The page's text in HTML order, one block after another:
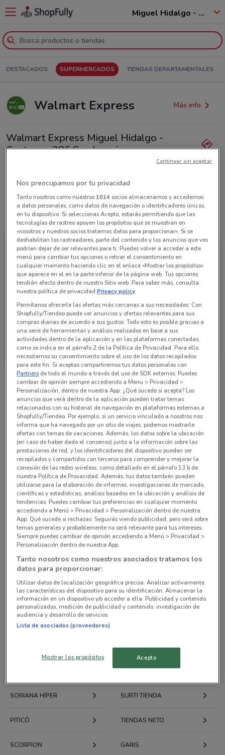
Miguel Hidalgo - 11250
DESTACADOS SUPERMERCADOS TIENDAS DEPARTAMENTALES
Walmart Express Más info
Walmart Express Miguel Hidalgo -
Contreras 386 San Jeronimo
Domingo No disponible
Todas las ofertas de esta tienda
Walmart Express
Caduca el 31/12
Sucursales Walmart Express alrededor
Av. Dakota 95 Altadena Miguel Hidalgo
661 m
Georgia 53 Miguel Hidalgo
1.1 km
Blvd. Xola, 407 Miguel Hidalgo
1.5 km
DIRECCION, DEL VALLE Ciudad De México
1.6 km
Maximino Ávila Camacho, 32 Miguel Hidalgo
1.6 km
Todas las tiendas Walmart Express
Tiendas cercanas con ofertas vigentes
CHEDRAUI
SORIANA HÍPER SURTI TIENDA
PITICÓ TIENDAS NETO
SCORPION GARIS
Nos preocupamos por tu privacidad
Tanto nosotros como nuestros 1014socios almacenamos y accedemos
a datos personales, como datos de navegación o identificadores únicos,
en tu dispositivo. Si seleccionas Acepto, estarás permitiendo que las
tecnologías de rastreo apoyen los propósitos que se muestran en
«nosotros y nuestros socios tratamos datos para proporcionar». Si se
deshabilitan los rastreadores, parte del contenido y los anuncios que ves
podrían dejar de ser relevantes para ti. Puedes volver a acceder a este
menú para cambiar tus opciones o retirar el consentimiento en
cualquier momento haciendo clic en el enlace «Mostrar los propósitos»
que aparece en el en la parte inferior de la página web. Tus opciones
tendrán efecto dentro de nuestro Sitio web. Para saber más, consulta
nuestra política de privacidad.Privacy policy
Permítanos ofrecerle las ofertas más cercanas a sus necesidades: Con
Shopfully/Tiendeo puede ver anuncios y ofertas relevantes para sus
compras diarias de acuerdo a sus gustos. Todo esto es posible gracias a
una serie de herramientas y análisis realizados en base a sus
actividades dentro de la aplicación y en las plataformas conectadas,
como se indica en el párrafo 2 de la Política de Privacidad. Para ello,
necesitamos su consentimiento sobre el uso de los datos recopilados
para este fin. Si aceptas compartiremos tus datos personales con
Partners de todo el mundo a través del uso de SDK externos. Puedes
cambiar de opinión siempre accediendo a Menu > Privacidad >
Personalización, dentro de nuestra App. ¿Qué sucede si acepta? Los
anuncios que verá dentro de la aplicación pueden tratar temas
relacionados con su historial de navegación en plataformas externas a
Shopfully/Tiendeo. Por ejemplo, si un servicio vinculado a nosotros nos
informa que ha navegado por un sitio de viajes, podemos mostrarle
ofertas con temas de vacaciones. Además, los datos sobre la ubicación
(en caso de haber dado el consenso) junto a la información sobre las
prestaciones de red, y los identificadores del dispositivo pueden ser
recopilados y compartidos con terceros para comprender y mejorar la
conexión de las redes wireless, como detallado en el párrafo 13.b de
nuestra Política de Provacidad. Además, tus datos también pueden
utilizarse para la elaboración de informes, investigaciones de mercado,
científicas y estadísticas, análisis basados en la ubicación y análisis de
tendencias. Puedes cambiar tus preferencias en cualquier momento
accediendo a Menú > Privacidad > Personalización dentro de nuestra
App. Qué sucede si rechazas: Seguirás viendo publicidad, pero será sobre
temas generales y probablemente no será relevante para tus intereses.
Siempre puedes cambiar de opinión accediendo a Menú > Privacidad >
Personalización dentro de nuestra App.
Tanto nosotros como nuestros asociados tratamos los
datos para proporcionar:
Utilizar datos de localización geográfica precisa. Analizar activamente
las características del dispositivo para su identificación. Almacenar la
información en un dispositivo y/o acceder a ella. Publicidad y contenido
personalizados, medición de publicidad y contenido, investigación de
audiencia y desarrollo de servicios.
Lista de asociados (proveedores)
Mostrar los propósitos Acepto
Continuar sin aceptar